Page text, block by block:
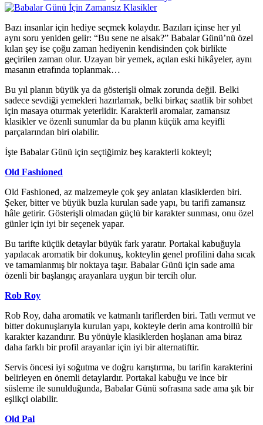
Bazı insanlar için hediye seçmek kolaydır. Bazıları içinse her yıl
aynı soru yeniden gelir: “Bu sene ne alsak?” Babalar Günü’nü özel
kılan şey ise çoğu zaman hediyenin kendisinden çok birlikte
geçirilen zaman olur. Uzayan bir yemek, açılan eski hikâyeler, aynı
masanın etrafında toplanmak…
Bu yıl planın büyük ya da gösterişli olmak zorunda değil. Belki
sadece sevdiği yemekleri hazırlamak, belki birkaç saatlik bir sohbet
için masaya oturmak yeterlidir. Karakterli aromalar, zamansız
klasikler ve özenli sunumlar da bu planın küçük ama keyifli
parçalarından biri olabilir.
İşte Babalar Günü için seçtiğimiz beş karakterli kokteyl;
Old Fashioned
Old Fashioned, az malzemeyle çok şey anlatan klasiklerden biri.
Şeker, bitter ve büyük buzla kurulan sade yapı, bu tarifi zamansız
hâle getirir. Gösterişli olmadan güçlü bir karakter sunması, onu özel
günler için iyi bir seçenek yapar.
Bu tarifte küçük detaylar büyük fark yaratır. Portakal kabuğuyla
yapılacak aromatik bir dokunuş, kokteylin genel profilini daha sıcak
ve tamamlanmış bir noktaya taşır. Babalar Günü için sade ama
özenli bir başlangıç arayanlara uygun bir tercih olur.
Rob Roy
Rob Roy, daha aromatik ve katmanlı tariflerden biri. Tatlı vermut ve
bitter dokunuşlarıyla kurulan yapı, kokteyle derin ama kontrollü bir
karakter kazandırır. Bu yönüyle klasiklerden hoşlanan ama biraz
daha farklı bir profil arayanlar için iyi bir alternatiftir.
Servis öncesi iyi soğutma ve doğru karıştırma, bu tarifin karakterini
belirleyen en önemli detaylardır. Portakal kabuğu ve ince bir
süsleme ile sunulduğunda, Babalar Günü sofrasına sade ama şık bir
eşlikçi olabilir.
Old Pal